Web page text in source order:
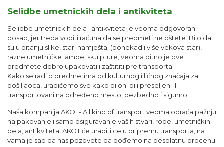
Selidbe umetnickih dela i antikviteta
Selidbe umetnickih dela i antikviteta je veoma odgovoran
posao, jer treba voditi računa da se predmeti ne oštete. Bilo da
su u pitanju slike, stari namještaj (ponekad i više vekova star),
razne umetničke lampe, skulpture, veoma bitno je ove
predmete dobro upakovati i zaštititi pre transporta.
Kako se radi o predmetima od kulturnog i ličnog značaja za
pošiljaoca, uradićemo sve kako bi oni bili preseljeni ili
transportovani na određeno mesto, bezbedno i sigurno.
Naša kompanija AKOT- All kind of transport veoma obraća pažnju
na pakovanje i samo osiguravanje vaših stvari, robe, umetničkih
dela, antikviteta. AKOT će uraditi celu pripremu transporta, na
vama je sao da nas pozovete da dođemo na besplatnu procenu